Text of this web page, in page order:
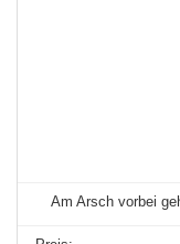
Am Arsch vorbei